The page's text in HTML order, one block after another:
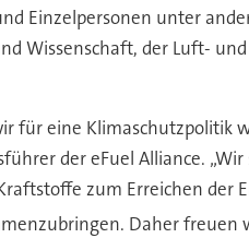
Einzelpersonen unter
Wissenschaft, der Luft-
für eine Klimaschutzpolitik
der eFuel Alliance.
zum Erreichen der
Daher